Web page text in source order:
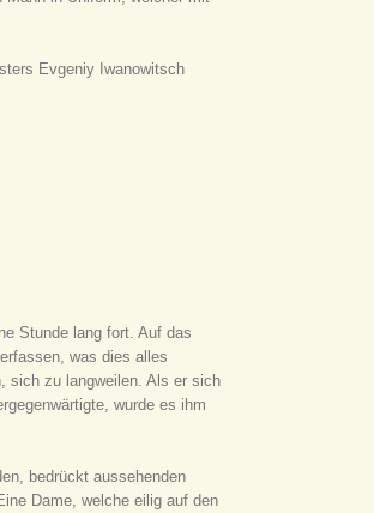
Evgeniy Iwanowitsch
Stunde lang fort. Auf das
was dies alles
sich zu langweilen. Als er sich
wurde es ihm
bedrückt aussehenden
Dame, welche eilig auf den